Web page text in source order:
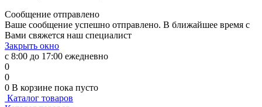
Сообщение отправлено
Ваше сообщение успешно отправлено. В ближайшее время с
Вами свяжется наш специалист
Закрыть окно
с 8:00 до 17:00 ежедневно
0
0
0 В корзине пока пусто
Каталог товаров